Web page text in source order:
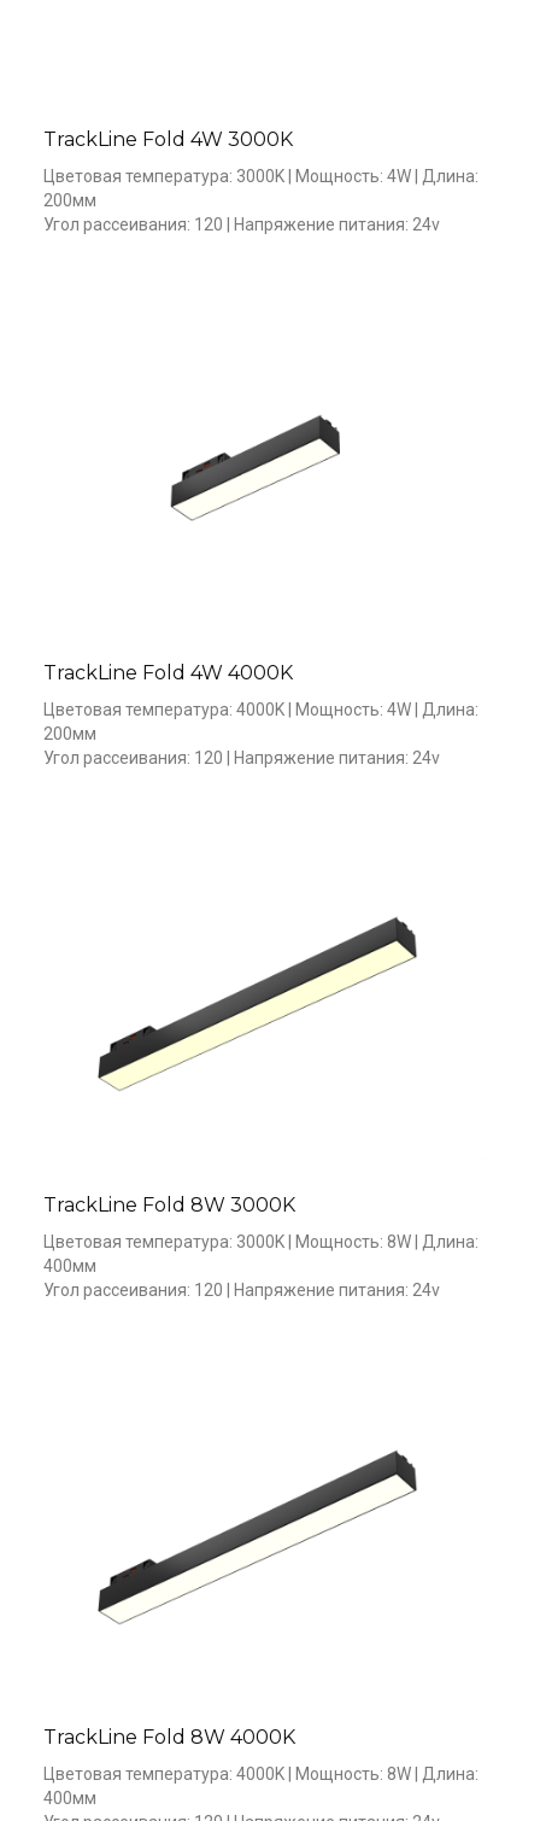
TrackLine Fold 4W 3000K
Цветовая температура: 3000K | Мощность: 4W | Длина:
200мм
Угол рассеивания: 120 | Напряжение питания: 24v
TrackLine Fold 4W 4000K
Цветовая температура: 4000K | Мощность: 4W | Длина:
200мм
Угол рассеивания: 120 | Напряжение питания: 24v
TrackLine Fold 8W 3000K
Цветовая температура: 3000K | Мощность: 8W | Длина:
400мм
Угол рассеивания: 120 | Напряжение питания: 24v
TrackLine Fold 8W 4000K
Цветовая температура: 4000K | Мощность: 8W | Длина:
400мм